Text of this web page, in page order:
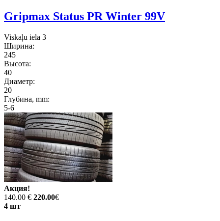
Gripmax Status PR Winter 99V
Viskaļu iela 3
Ширина:
245
Высота:
40
Диаметр:
20
Глубина, mm:
5-6
Акция!
140.00 € 220.00€
4 шт